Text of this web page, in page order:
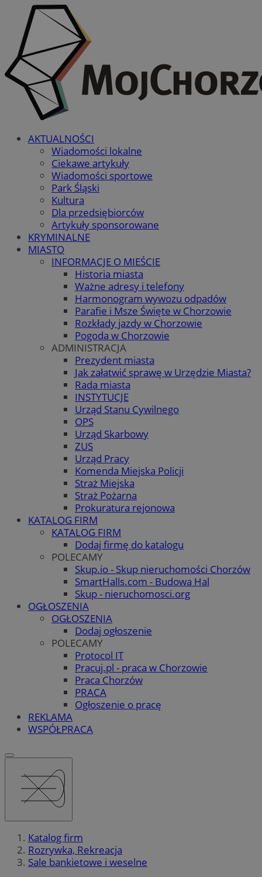
AKTUALNOŚCI
Wiadomości lokalne
Ciekawe artykuły
Wiadomości sportowe
Park Śląski
Kultura
Dla przedsiębiorców
Artykuły sponsorowane
KRYMINALNE
MIASTO
INFORMACJE O MIEŚCIE
Historia miasta
Ważne adresy i telefony
Harmonogram wywozu odpadów
Parafie i Msze Święte w Chorzowie
Rozkłady jazdy w Chorzowie
Pogoda w Chorzowie
ADMINISTRACJA
Prezydent miasta
Jak załatwić sprawę w Urzędzie Miasta?
Rada miasta
INSTYTUCJE
Urząd Stanu Cywilnego
OPS
Urząd Skarbowy
ZUS
Urząd Pracy
Komenda Miejska Policji
Straż Miejska
Straż Pożarna
Prokuratura rejonowa
KATALOG FIRM
KATALOG FIRM
Dodaj firmę do katalogu
POLECAMY
Skup.io - Skup nieruchomości Chorzów
SmartHalls.com - Budowa Hal
Skup - nieruchomosci.org
OGŁOSZENIA
OGŁOSZENIA
Dodaj ogłoszenie
POLECAMY
Protocol IT
Pracuj.pl - praca w Chorzowie
Praca Chorzów
PRACA
Ogłoszenie o pracę
REKLAMA
WSPÓŁPRACA
Katalog firm
Rozrywka, Rekreacja
Sale bankietowe i weselne